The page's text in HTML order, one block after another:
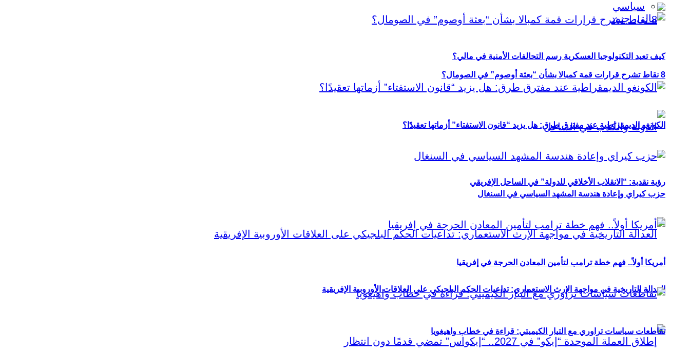
8 نقاط تشرح قرارات قمة كمبالا بشأن “بعثة أوصوم” في الصومال؟
رؤية نقدية: “الانقلاب الأخلاقي للدولة” في الساحل الإفريقي
العدالة التاريخية في مواجهة الإرث الاستعماري: تداعيات الحكم البلجيكي على العلاقات الأوروبية الإفريقية
سياسي
كيف تعيد التكنولوجيا العسكرية رسم التحالفات الأمنية في مالي؟
الكونغو الديمقراطية عند مفترق طرق: هل يزيد “قانون الاستفتاء” أزماتها تعقيدًا؟
حزب كيراي وإعادة هندسة المشهد السياسي في السنغال
أمريكا أولاً.. فهم خطة ترامب لتأمين المعادن الحرجة في إفريقيا
تقاطعات سياسات تراوري مع التيار الكيميتي: قراءة في خطاب واهيغويا